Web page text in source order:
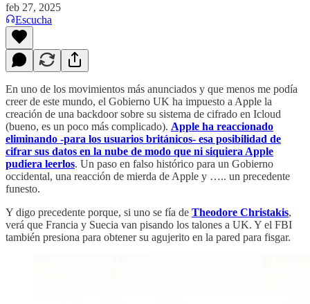
feb 27, 2025
Escucha
En uno de los movimientos más anunciados y que menos me podía
creer de este mundo, el Gobierno UK ha impuesto a Apple la
creación de una backdoor sobre su sistema de cifrado en Icloud
(bueno, es un poco más complicado). Apple ha reaccionado
eliminando -para los usuarios británicos- esa posibilidad de
cifrar sus datos en la nube de modo que ni siquiera Apple
pudiera leerlos. Un paso en falso histórico para un Gobierno
occidental, una reacción de mierda de Apple y ….. un precedente
funesto.
Y digo precedente porque, si uno se fía de Theodore Christakis,
verá que Francia y Suecia van pisando los talones a UK. Y el FBI
también presiona para obtener su agujerito en la pared para fisgar.